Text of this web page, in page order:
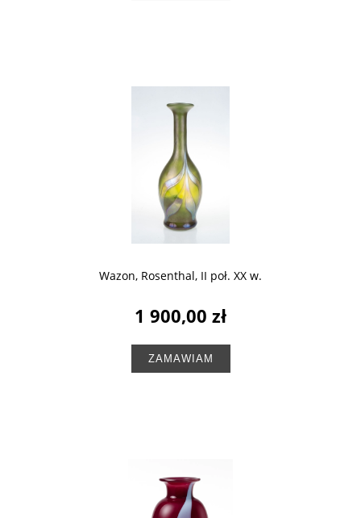
Wazon, Rosenthal, II poł. XX w.
1 900,00 zł
ZAMAWIAM